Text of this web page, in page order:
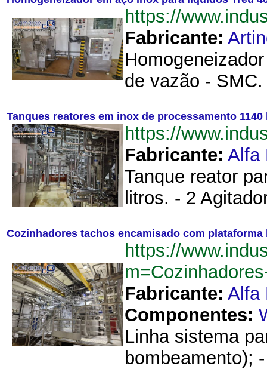
https://
Fabricante:
de vazão -
Tanques reatores em inox de processamento
https://
Fabricante: Alfa
Tanque reator
litros. - 2
Cozinhadores tachos encamisado com
https://
Fabricante: Alfa
Componentes:
Linha sistema
bombeamento);